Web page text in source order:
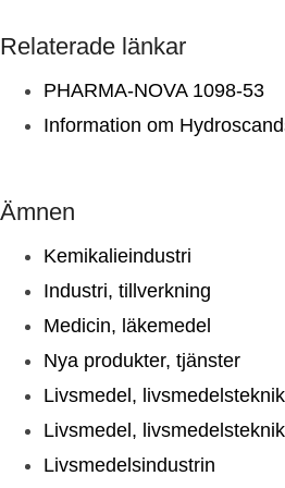
Relaterade länkar
PHARMA-NOVA 1098-53
Information om
Ämnen
Kemikalieindustri
Industri, tillverkning
Medicin, läkemedel
Nya produkter, tjänster
Livsmedel, livsmedelsteknik
Livsmedel, livsmedelsteknik
Livsmedelsindustrin